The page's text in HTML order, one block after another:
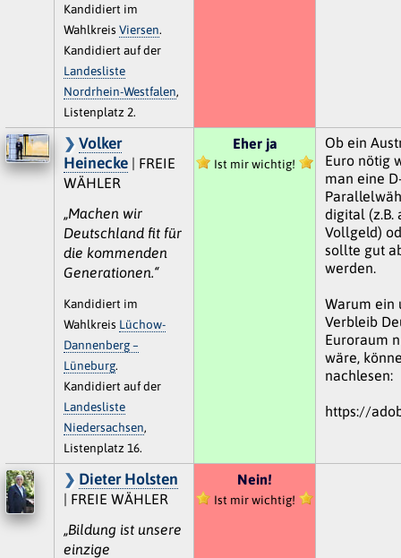
Kandidiert im
Wahlkreis Viersen.
Kandidiert auf der
Landesliste
Nordrhein-Westfalen,
Listenplatz 2.
Volker
Heinecke| FREIE
WÄHLER
„Machen wir
Deutschland fit für
die kommenden
Generationen.“
Kandidiert im
Wahlkreis Lüchow-
Dannenberg –
Lüneburg.
Kandidiert auf der
Landesliste
Niedersachsen,
Listenplatz 16.
Eher ja
Ist mir wichtig!
Ob ein
Euro nötig
man eine
digital (z.B.
Vollgeld)
sollte gut
werden.
Warum ein
Verbleib
Euroraum
wäre,
nachlesen:
https://
Dieter Holsten
| FREIE WÄHLER
„Bildung ist unsere
einzige
Nein!
Ist mir wichtig!